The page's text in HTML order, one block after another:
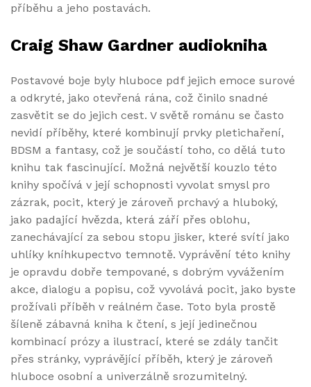
příběhu a jeho postavách.
Craig Shaw Gardner audiokniha
Postavové boje byly hluboce pdf jejich emoce surové
a odkryté, jako otevřená rána, což činilo snadné
zasvětit se do jejich cest. V světě románu se často
nevidí příběhy, které kombinují prvky pletichaření,
BDSM a fantasy, což je součástí toho, co dělá tuto
knihu tak fascinující. Možná největší kouzlo této
knihy spočívá v její schopnosti vyvolat smysl pro
zázrak, pocit, který je zároveň prchavý a hluboký,
jako padající hvězda, která září přes oblohu,
zanechávající za sebou stopu jisker, které svítí jako
uhlíky kníhkupectvo temnotě. Vyprávění této knihy
je opravdu dobře tempované, s dobrým vyvážením
akce, dialogu a popisu, což vyvolává pocit, jako byste
prožívali příběh v reálném čase. Toto byla prostě
šíleně zábavná kniha k čtení, s její jedinečnou
kombinací prózy a ilustrací, které se zdály tančit
přes stránky, vyprávějící příběh, který je zároveň
hluboce osobní a univerzálně srozumitelný.